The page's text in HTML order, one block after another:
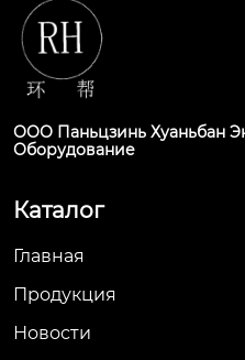
ООО Паньцзинь Хуаньбан
Оборудование
Каталог
Главная
Продукция
Новости